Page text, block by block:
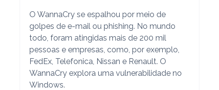
O WannaCry se espalhou por meio de
golpes de e-mail ou phishing. No mundo
todo, foram atingidas mais de 200 mil
pessoas e empresas, como, por exemplo,
FedEx, Telefonica, Nissan e Renault. O
WannaCry explora uma vulnerabilidade no
Windows.